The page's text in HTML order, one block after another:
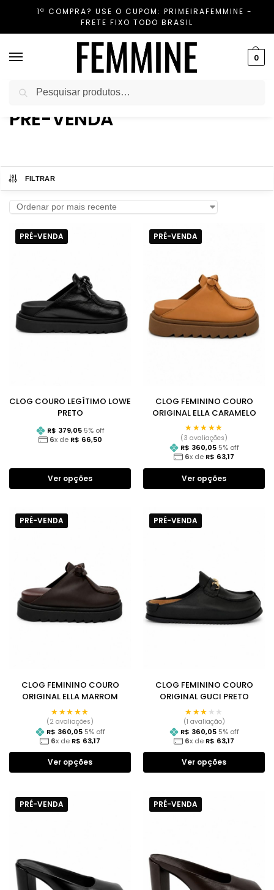
1ª COMPRA? USE O CUPOM: PRIMEIRAFEMMINE -
FRETE FIXO TODO BRASIL
0
Início / Etiquetas / PRÉ-VENDA
PRÉ-VENDA
FILTRAR
PRÉ-VENDA
CLOG COURO LEGÍTIMO LOWE
PRETO
R$ 379,05 5% off
6x de R$ 66,50
Ver opções
PRÉ-VENDA
CLOG FEMININO COURO
ORIGINAL ELLA CARAMELO
★★★★★
★★★★★
(3 avaliações)
R$ 360,05 5% off
6x de R$ 63,17
Ver opções
PRÉ-VENDA
CLOG FEMININO COURO
ORIGINAL ELLA MARROM
★★★★★
★★★★★
(2 avaliações)
R$ 360,05 5% off
6x de R$ 63,17
Ver opções
PRÉ-VENDA
CLOG FEMININO COURO
ORIGINAL GUCI PRETO
★★★★★
★★★★★
(1 avaliação)
R$ 360,05 5% off
6x de R$ 63,17
Ver opções
PRÉ-VENDA PRÉ-VENDA